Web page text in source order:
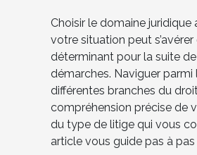
Choisir le domaine juridique
votre situation peut
déterminant pour la suite
démarches. Naviguer parmi
différentes branches du
compréhension précise de
du type de litige qui vous
article vous guide pas à pas